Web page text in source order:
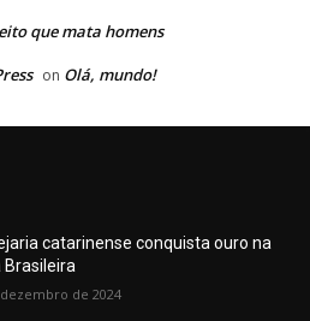
que mata homens
on Olá, mundo!
catarinense conquista ouro na
Brasileira
de 2024